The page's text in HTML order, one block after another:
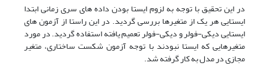
در این تحقیق با توجه به لزوم ایستا بودن داده های سری زمانی ابتدا
ایستایی هر یک از متغیرها بررسی گردید. در این راستا از آزمون های
ایستایی دیکی-فولر و دیکی-فولر تعمیم یافته استفاده گردید. در مورد
متغیرهایی که ایستا نبودند با توجه آزمون شکست ساختاری، متغیر
مجازی در مدل به کار گرفته شد.